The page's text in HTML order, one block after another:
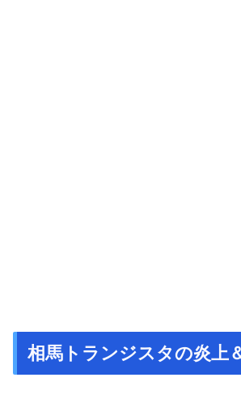
相馬トランジスタの炎上